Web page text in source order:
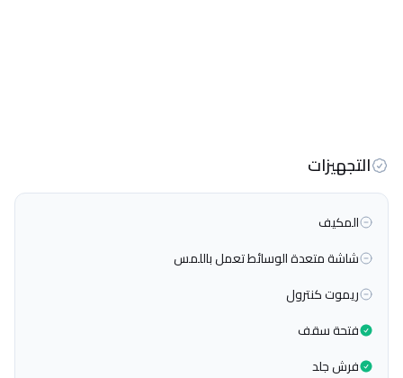
التجهيزات
المكيف
شاشة متعدة الوسائط تعمل باللمس
ريموت كنترول
فتحة سقف
فرش جلد